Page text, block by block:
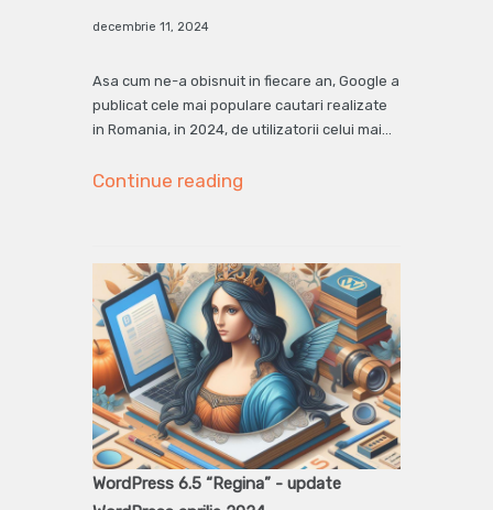
decembrie 11, 2024
Asa cum ne-a obisnuit in fiecare an, Google a
publicat cele mai populare cautari realizate
in Romania, in 2024, de utilizatorii celui mai…
Continue reading
WordPress 6.5 “Regina” - update